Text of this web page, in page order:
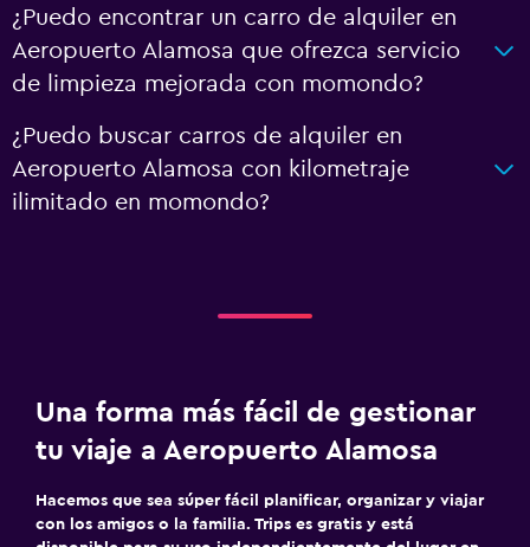
¿Puedo encontrar un carro de alquiler en
Aeropuerto Alamosa que ofrezca servicio
de limpieza mejorada con momondo?
¿Puedo buscar carros de alquiler en
Aeropuerto Alamosa con kilometraje
ilimitado en momondo?
Una forma más fácil de gestionar
tu viaje a Aeropuerto Alamosa
Hacemos que sea súper fácil planificar, organizar y viajar
con los amigos o la familia. Trips es gratis y está